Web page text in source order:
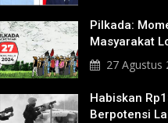
Pilkada:
Masyarakat
Agraria27 Agustus
Habiskan
Berpotensi